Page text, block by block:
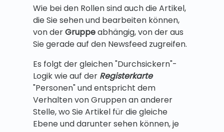
Wie bei den Rollen sind auch die Artikel,
die Sie sehen und bearbeiten können,
von derGruppeabhängig, von der aus
Sie gerade auf den Newsfeed zugreifen.
Es folgt der gleichen "Durchsickern"-
Logik wie auf der Registerkarte
"Personen" und entspricht dem
Verhalten von Gruppen an anderer
Stelle, wo Sie Artikel für die gleiche
Ebene und darunter sehen können, je